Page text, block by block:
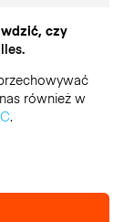
czy
również w
.